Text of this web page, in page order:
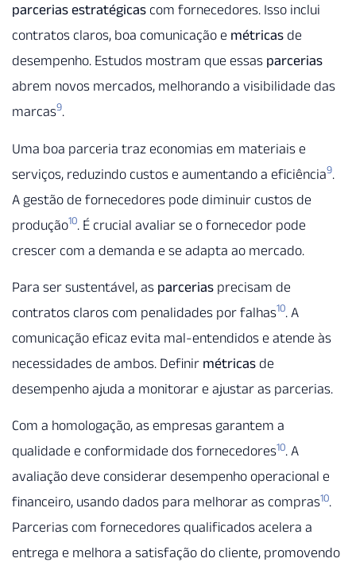
parcerias estratégicas com fornecedores. Isso inclui
contratos claros, boa comunicação e métricas de
desempenho. Estudos mostram que essas parcerias
abrem novos mercados, melhorando a visibilidade das
marcas9.
Uma boa parceria traz economias em materiais e
serviços, reduzindo custos e aumentando a eficiência9.
A gestão de fornecedores pode diminuir custos de
produção10. É crucial avaliar se o fornecedor pode
crescer com a demanda e se adapta ao mercado.
Para ser sustentável, as parcerias precisam de
contratos claros com penalidades por falhas10. A
comunicação eficaz evita mal-entendidos e atende às
necessidades de ambos. Definir métricas de
desempenho ajuda a monitorar e ajustar as parcerias.
Com a homologação, as empresas garantem a
qualidade e conformidade dos fornecedores10. A
avaliação deve considerar desempenho operacional e
financeiro, usando dados para melhorar as compras10.
Parcerias com fornecedores qualificados acelera a
entrega e melhora a satisfação do cliente, promovendo